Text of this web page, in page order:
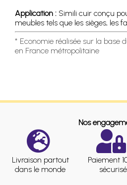
Application : Simili cuir conçu
meubles tels que les sièges, les
* Economie réalisée sur la base
en France métropolitaine
Nos
Livraison partout
dans le monde
Paiement
sécurisé